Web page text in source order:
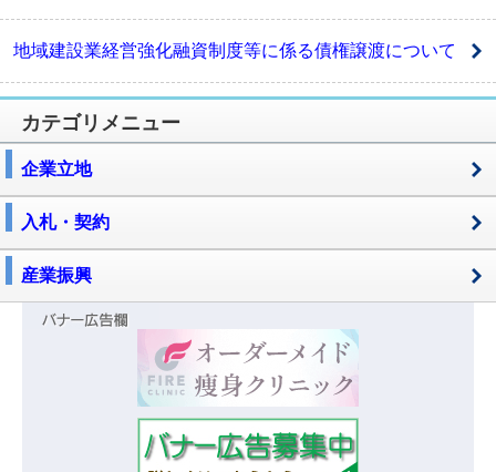
地域建設業経営強化融資制度等に係る債権譲渡について
カテゴリメニュー
企業立地
入札・契約
産業振興